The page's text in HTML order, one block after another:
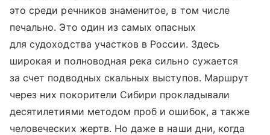
это среди речников знаменитое, в том числе
печально. Это один из самых опасных
для судоходства участков в России. Здесь
широкая и полноводная река сильно сужается
за счет подводных скальных выступов. Маршрут
через них покорители Сибири прокладывали
десятилетиями методом проб и ошибок, а также
человеческих жертв. Но даже в наши дни, когда